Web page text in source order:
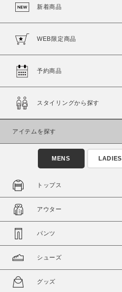
カラー
価格
～
商品タイプ
通常商品
在庫
在庫あり
新着商品
WEB限定商品
予約商品
スタイリングから探す
アイテムを探す
MENS LADIES
トップス
アウター
パンツ
シューズ
グッズ